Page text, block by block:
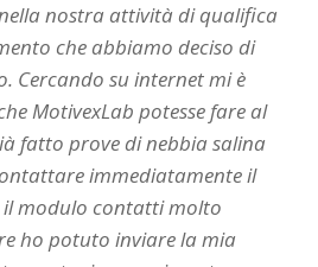
nostra attività di qualifica
che abbiamo deciso di
Cercando su internet mi è
MotivexLab potesse fare al
fatto prove di nebbia salina
immediatamente il
modulo contatti molto
ho potuto inviare la mia